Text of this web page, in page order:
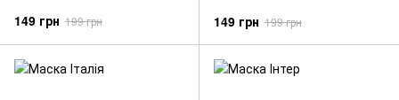
149 грн 199 грн 149 грн 199 грн